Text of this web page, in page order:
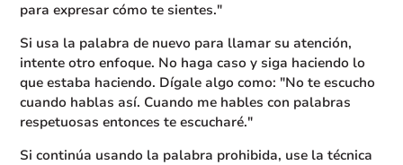
para expresar cómo te sientes."
Si usa la palabra de nuevo para llamar su atención,
intente otro enfoque. No haga caso y siga haciendo lo
que estaba haciendo. Dígale algo como: "No te escucho
cuando hablas así. Cuando me hables con palabras
respetuosas entonces te escucharé."
Si continúa usando la palabra prohibida, use la técnica